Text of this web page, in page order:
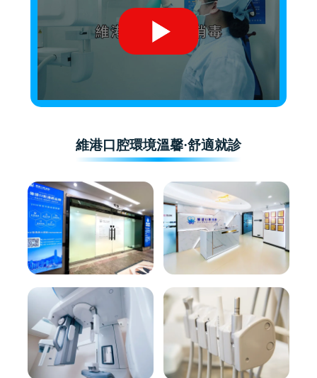
維港口腔環境溫馨·舒適就診